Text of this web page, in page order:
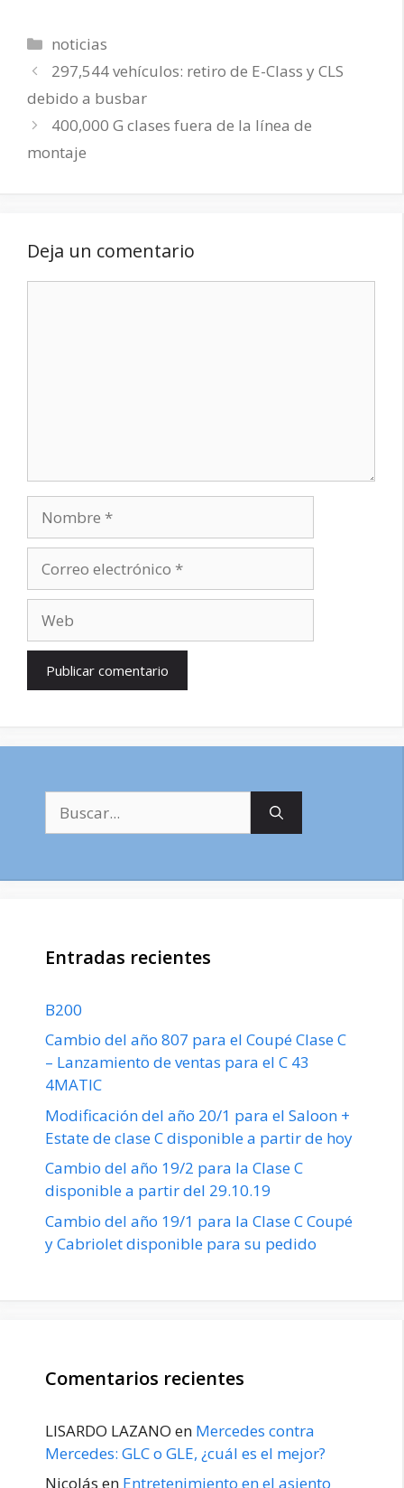
Categorías
noticias
297,544 vehículos: retiro de E-Class y CLS
debido a busbar
400,000 G clases fuera de la línea de
montaje
Deja un comentario
electrónico
Entradas recientes
B200
Cambio del año 807 para el Coupé Clase C
– Lanzamiento de ventas para el C 43
4MATIC
Modificación del año 20/1 para el Saloon +
Estate de clase C disponible a partir de hoy
Cambio del año 19/2 para la Clase C
disponible a partir del 29.10.19
Cambio del año 19/1 para la Clase C Coupé
y Cabriolet disponible para su pedido
Comentarios recientes
LISARDO LAZANO en Mercedes contra
Mercedes: GLC o GLE, ¿cuál es el mejor?
Nicolás en Entretenimiento en el asiento